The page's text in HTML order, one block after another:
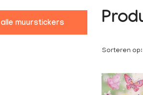
alle muurstickers
Sorteren op: